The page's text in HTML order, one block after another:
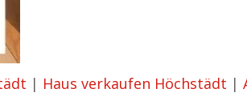
| Haus verkaufen Höchstädt |